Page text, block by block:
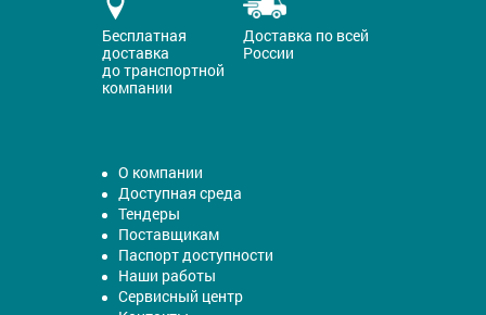
Бесплатная
доставка
до транспортной
компании
Доставка по всей
России
О компании
Доступная среда
Тендеры
Поставщикам
Паспорт доступности
Наши работы
Сервисный центр